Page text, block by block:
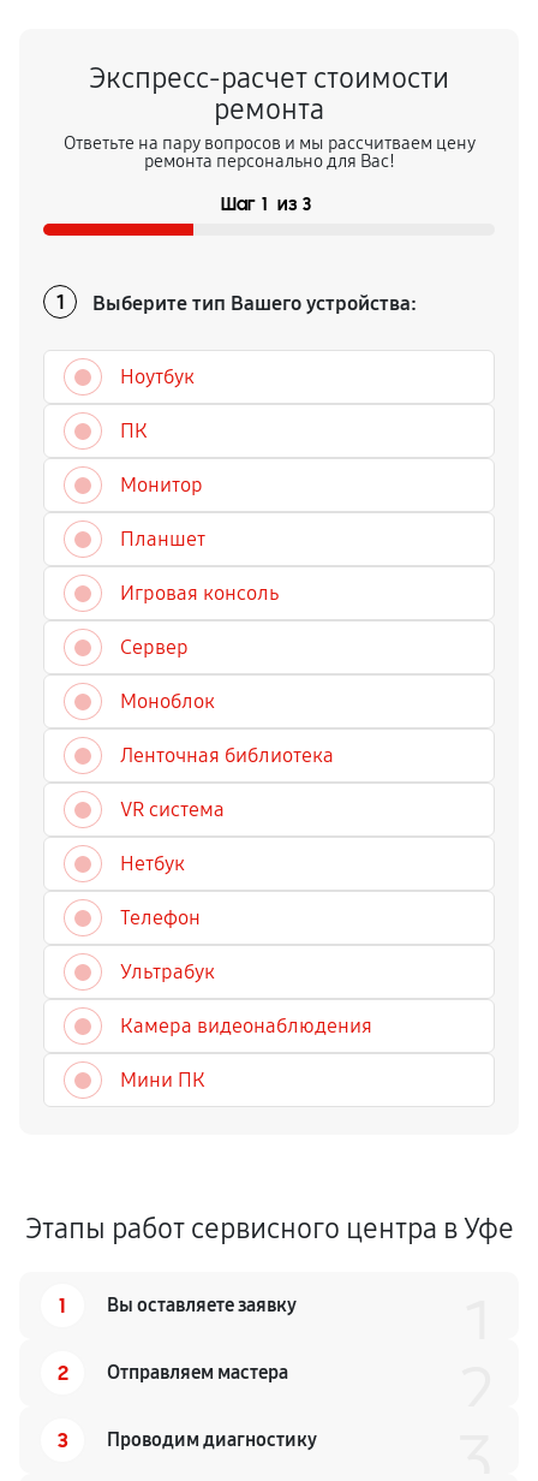
Экспресс-расчет стоимости
ремонта
Ответьте на пару вопросов и мы рассчитваем цену
ремонта персонально для Вас!
Шаг 1 из 3
1 Выберите тип Вашего устройства:
Ноутбук
ПК
Монитор
Планшет
Игровая консоль
Сервер
Моноблок
Ленточная библиотека
VR система
Нетбук
Телефон
Ультрабук
Камера видеонаблюдения
Мини ПК
Этапы работ сервисного центра в Уфе
1 Вы оставляете заявку
2 Отправляем мастера
3 Проводим диагностику